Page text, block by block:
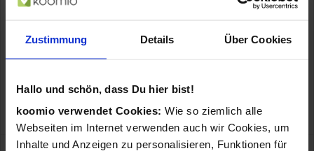
Zustimmung Details Über Cookies
Hallo und schön, dass Du hier bist!
koomio verwendet Cookies: Wie so ziemlich alle
Webseiten im Internet verwenden auch wir Cookies, um
Inhalte und Anzeigen zu personalisieren, Funktionen für
Zeil 106-110, Frankfurt am Main
aktuell geschlossen
Laden Online-Shop